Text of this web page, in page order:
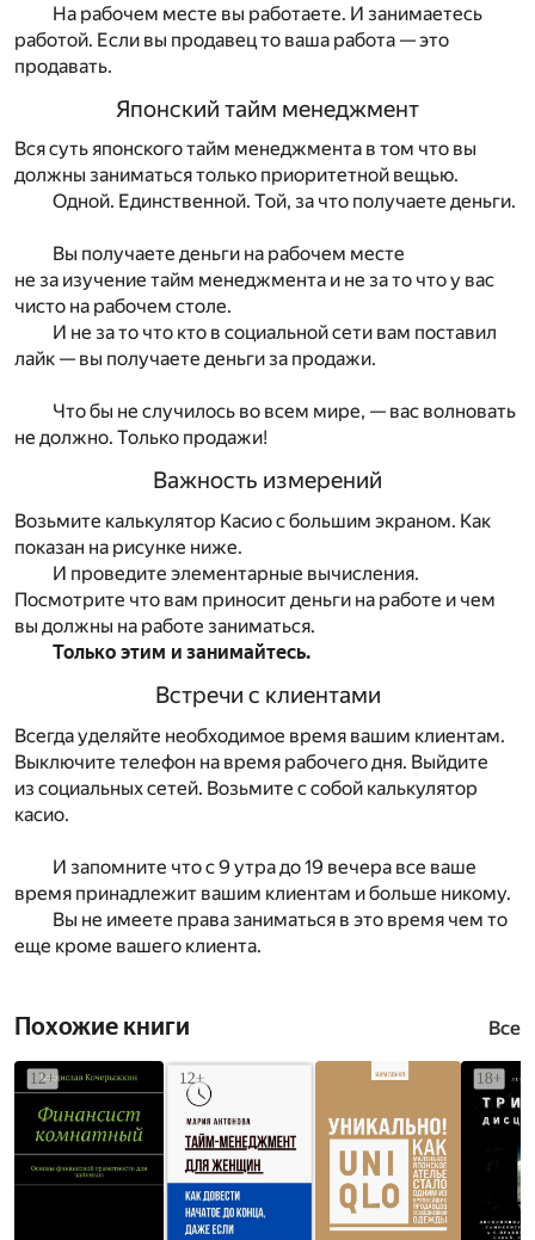
На рабочем месте вы работаете. И занимаетесь
работой. Если вы продавец то ваша работа — это
продавать.
Японский тайм менеджмент
Вся суть японского тайм менеджмента в том что вы
должны заниматься только приоритетной вещью.
Одной. Единственной. Той, за что получаете деньги.
Вы получаете деньги на рабочем месте
не за изучение тайм менеджмента и не за то что у вас
чисто на рабочем столе.
И не за то что кто в социальной сети вам поставил
лайк — вы получаете деньги за продажи.
Что бы не случилось во всем мире, — вас волновать
не должно. Только продажи!
Важность измерений
Возьмите калькулятор Касио с большим экраном. Как
показан на рисунке ниже.
И проведите элементарные вычисления.
Посмотрите что вам приносит деньги на работе и чем
вы должны на работе заниматься.
Только этим и занимайтесь.
Встречи с клиентами
Всегда уделяйте необходимое время вашим клиентам.
Выключите телефон на время рабочего дня. Выйдите
из социальных сетей. Возьмите с собой калькулятор
касио.
И запомните что с 9 утра до 19 вечера все ваше
время принадлежит вашим клиентам и больше никому.
Вы не имеете права заниматься в это время чем то
еще кроме вашего клиента.
Похожие книги Все